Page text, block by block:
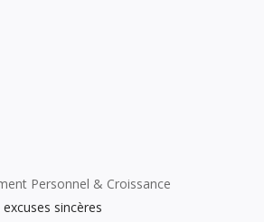
Personnel & Croissance
sincères